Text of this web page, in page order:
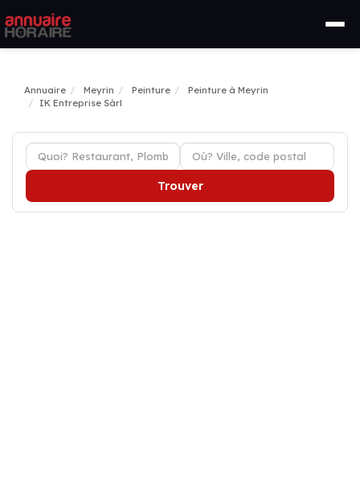
Annuaire Meyrin Peinture
Peinture à Meyrin
IK Entreprise Sàrl
Trouver